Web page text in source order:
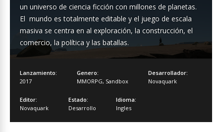
un universo de ciencia ficción con millones de planetas.
El mundo es totalmente editable y el juego de escala
masiva se centra en al exploración, la construcción, el
comercio, la política y las batallas.
Lanzamiento:
2017
Genero:
MMORPG, Sandbox
Desarrollador:
Novaquark
Editor:
Novaquark
Estado:
Desarrollo
Idioma:
Ingles